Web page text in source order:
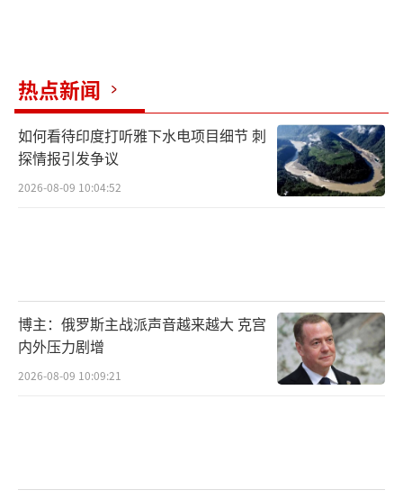
热点新闻
如何看待印度打听雅下水电项目细节 刺
探情报引发争议
2026-08-09 10:04:52
博主：俄罗斯主战派声音越来越大 克宫
内外压力剧增
2026-08-09 10:09:21